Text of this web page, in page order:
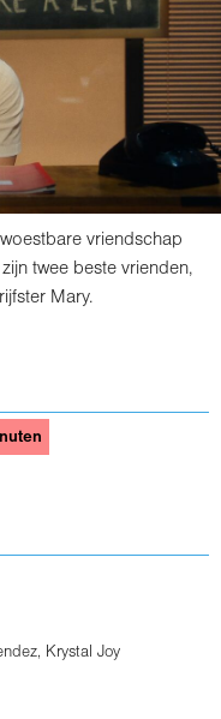
vriendschap
twee beste vrienden,
Mary.
,
Krystal Joy